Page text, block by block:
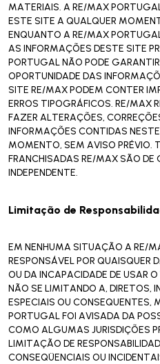
MATERIAIS. A RE/MAX
ESTE SITE A QUALQUER
ENQUANTO A RE/MAX
AS INFORMAÇÕES DESTE SITE
PORTUGAL NÃO PODE
OPORTUNIDADE DAS
SITE RE/MAX PODEM CONTER
ERROS TIPOGRÁFICOS. RE/MAX
FAZER ALTERAÇÕES,
INFORMAÇÕES CONTIDAS
MOMENTO, SEM AVISO PRÉVIO.
FRANCHISADAS RE/MAX SÃO
INDEPENDENTE.
Limitação de
EM NENHUMA SITUAÇÃO A RE/
RESPONSÁVEL POR QUAISQUER
OU DA INCAPACIDADE DE USAR
NÃO SE LIMITANDO A, DIRETOS,
ESPECIAIS OU CONSEQUENTES,
PORTUGAL FOI AVISADA DA
COMO ALGUMAS JURISDIÇÕES
LIMITAÇÃO DE
CONSEQÜENCIAIS OU